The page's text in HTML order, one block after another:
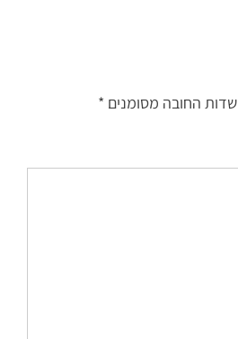
שדות החובה מסומנים *